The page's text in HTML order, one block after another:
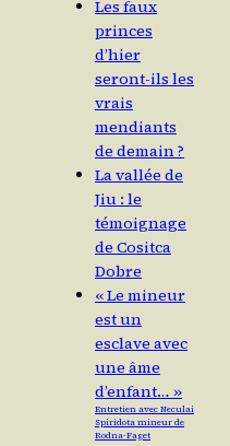
Les faux
princes
d’hier
seront-ils les
vrais
mendiants
de demain ?
La vallée de
Jiu : le
témoignage
de Cositca
Dobre
« Le mineur
est un
esclave avec
une âme
d’enfant… »
Entretien avec Neculai
Spiridota mineur de
Rodna-Faget